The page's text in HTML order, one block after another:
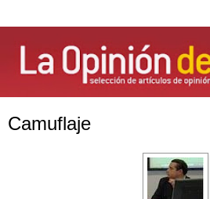
Camuflaje